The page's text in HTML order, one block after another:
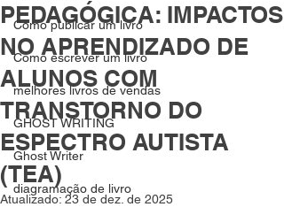
Como publicar um livro
Como escrever um livro
melhores livros de vendas
GHOST WRITING
Ghost Writer
diagramação de livro
PEDAGÓGICA: IMPACTOS
NO APRENDIZADO DE
ALUNOS COM
TRANSTORNO DO
ESPECTRO AUTISTA
(TEA)
Atualizado: 23 de dez. de 2025